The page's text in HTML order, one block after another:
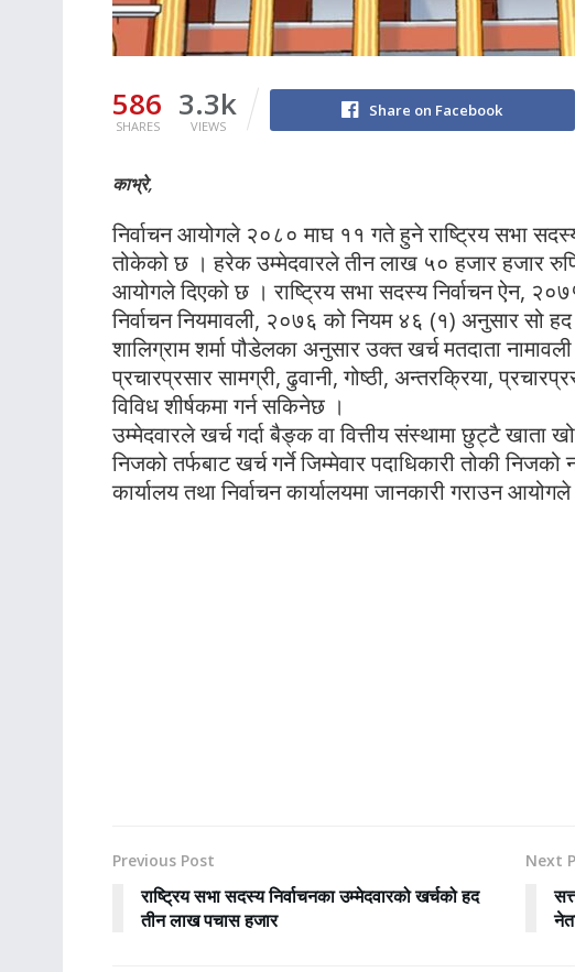
586
SHARES
3.3k
VIEWS
Share on Facebook
काभ्रे,
निर्वाचन आयोगले २०८० माघ ११ गते हुने राष्ट्रिय सभा
तोकेको छ । हरेक उम्मेदवारले तीन लाख ५० हजार हजार
आयोगले दिएको छ । राष्ट्रिय सभा सदस्य निर्वाचन ऐन,
निर्वाचन नियमावली, २०७६ को नियम ४६ (१) अनुसार सो
शालिग्राम शर्मा पौडेलका अनुसार उक्त खर्च मतदाता
प्रचारप्रसार सामग्री, ढुवानी, गोष्ठी, अन्तरक्रिया,
विविध शीर्षकमा गर्न सकिनेछ ।
उम्मेदवारले खर्च गर्दा बैङ्क वा वित्तीय संस्थामा छुट्टै खाता
निजको तर्फबाट खर्च गर्ने जिम्मेवार पदाधिकारी तोकी
कार्यालय तथा निर्वाचन कार्यालयमा जानकारी गराउन
Previous Post
राष्ट्रिय सभा सदस्य निर्वाचनका उम्मेदवारको खर्चको हद
तीन लाख पचास हजार
Next